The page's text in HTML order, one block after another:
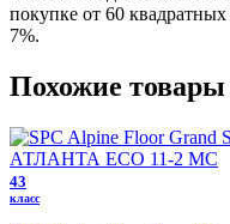
покупке от 60
7%.
Похожие товары
43
класс